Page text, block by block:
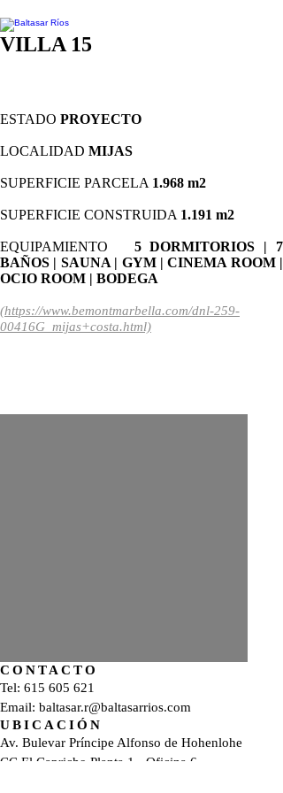
VILLA 15
ESTADO PROYECTO
LOCALIDAD MIJAS
SUPERFICIE PARCELA 1.968 m2
SUPERFICIE CONSTRUIDA 1.191 m2
EQUIPAMIENTO
5 DORMITORIOS | 7
BAÑOS | SAUNA | GYM | CINEMA ROOM |
OCIO ROOM | BODEGA
(https://www.bemontmarbella.com/dnl-259-
00416G_mijas+costa.html)
CONTACTO
Tel: 615 605 621
Email: baltasar.r@baltasarrios.com
UBICACIÓN
Av. Bulevar Príncipe Alfonso de Hohenlohe
CC El Capricho Planta 1 - Oficina 6